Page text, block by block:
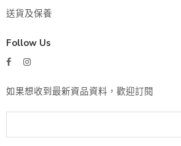
送貨及保養
Follow Us
如果想收到最新資品資料，歡迎訂閱